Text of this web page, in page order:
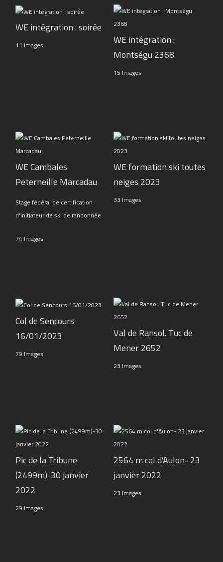
WE intégration : soirée
11 Images
WE intégration :
Montségu 2368
15 Images
WE Cambales
Peterneille Marcadau
Stage fédéral de certification
d'initiateur de ski de randonnée
74 Images
WE formation ski toutes
neiges 2023
33 Images
Col de Sencours
16/01/2023
79 Images
Val de Ransol. Tuc de
Mener 2652
23 Images
Pic de la Tribune
(2499m)-30 janvier
2022
29 Images
2564 m col d'Aulon- 23
janvier 2022
23 Images